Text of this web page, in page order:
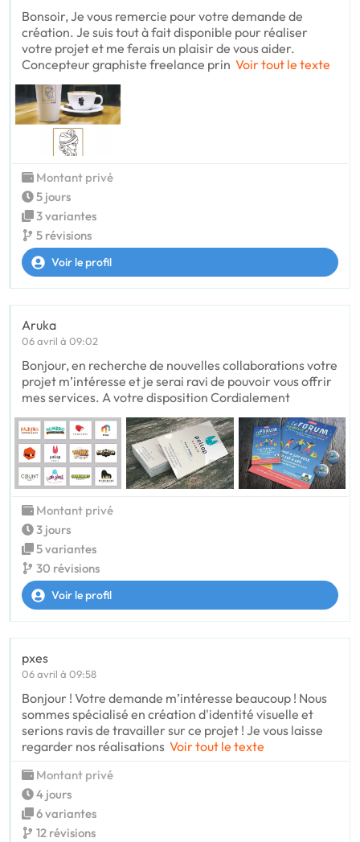
Bonsoir, Je vous remercie pour votre demande de
création. Je suis tout à fait disponible pour réaliser
votre projet et me ferais un plaisir de vous aider.
Concepteur graphiste freelance prin Voir tout le texte
Montant privé
5 jours
3 variantes
5 révisions
Voir le profil
Aruka
06 avril à 09:02
Bonjour, en recherche de nouvelles collaborations votre
projet m’intéresse et je serai ravi de pouvoir vous offrir
mes services. A votre disposition Cordialement
Montant privé
3 jours
5 variantes
30 révisions
Voir le profil
pxes
06 avril à 09:58
Bonjour ! Votre demande m’intéresse beaucoup ! Nous
sommes spécialisé en création d'identité visuelle et
serions ravis de travailler sur ce projet ! Je vous laisse
regarder nos réalisations Voir tout le texte
Montant privé
4 jours
6 variantes
12 révisions